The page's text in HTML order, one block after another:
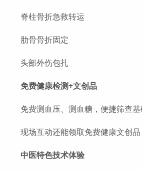
脊柱骨折急救转运
肋骨骨折固定
头部外伤包扎
免费健康检测+文创品
免费测血压、测血糖，便捷筛查基
现场互动还能领取免费健康文创品
中医特色技术体验